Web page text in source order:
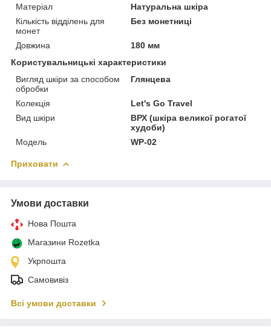
Матеріал
Натуральна шкіра
Кількість відділень для
монет
Без монетниці
Довжина
180 мм
Користувальницькі характеристики
Вигляд шкіри за способом
обробки
Глянцева
Колекція
Let's Go Travel
Вид шкіри
ВРХ (шкіра великої рогатої
худоби)
Модель
WP-02
Приховати
Умови доставки
Нова Пошта
Магазини Rozetka
Укрпошта
Самовивіз
Всі умови доставки